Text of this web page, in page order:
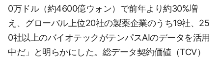
0万ドル（約4600億ウォン）で前年より約30%増
え、グローバル上位20社の製薬企業のうち19社、25
0社以上のバイオテックがテンパスAIのデータを活用
中だ」と明らかにした。総データ契約価値（TCV）